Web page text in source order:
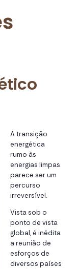
A transição
energética
rumo às
energias limpas
parece ser um
percurso
irreversível.
Vista sob o
ponto de vista
global, é inédita
a reunião de
esforços de
diversos países